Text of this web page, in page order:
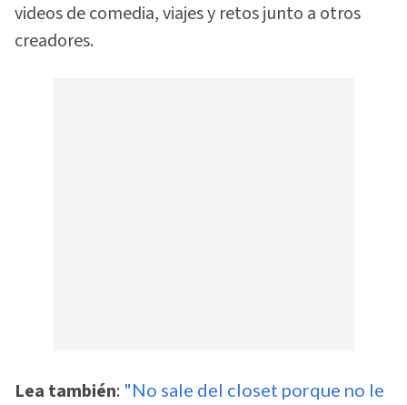
videos de comedia, viajes y retos junto a otros
creadores.
Lea también: "No sale del closet porque no le